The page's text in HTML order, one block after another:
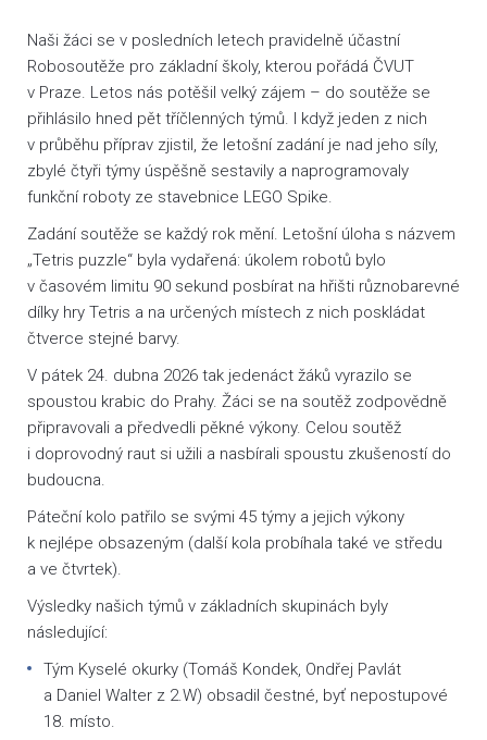
Naši žáci se v posledních letech pravidelně účastní
Robosoutěže pro základní školy, kterou pořádá ČVUT
v Praze. Letos nás potěšil velký zájem – do soutěže se
přihlásilo hned pět tříčlenných týmů. I když jeden z nich
v průběhu příprav zjistil, že letošní zadání je nad jeho síly,
zbylé čtyři týmy úspěšně sestavily a naprogramovaly
funkční roboty ze stavebnice LEGO Spike.
Zadání soutěže se každý rok mění. Letošní úloha s názvem
„Tetris puzzle“ byla vydařená: úkolem robotů bylo
v časovém limitu 90 sekund posbírat na hřišti různobarevné
dílky hry Tetris a na určených místech z nich poskládat
čtverce stejné barvy.
V pátek 24. dubna 2026 tak jedenáct žáků vyrazilo se
spoustou krabic do Prahy. Žáci se na soutěž zodpovědně
připravovali a předvedli pěkné výkony. Celou soutěž
i doprovodný raut si užili a nasbírali spoustu zkušeností do
budoucna.
Páteční kolo patřilo se svými 45 týmy a jejich výkony
k nejlépe obsazeným (další kola probíhala také ve středu
a ve čtvrtek).
Výsledky našich týmů v základních skupinách byly
následující:
Tým Kyselé okurky (Tomáš Kondek, Ondřej Pavlát
a Daniel Walter z 2.W) obsadil čestné, byť nepostupové
18. místo.